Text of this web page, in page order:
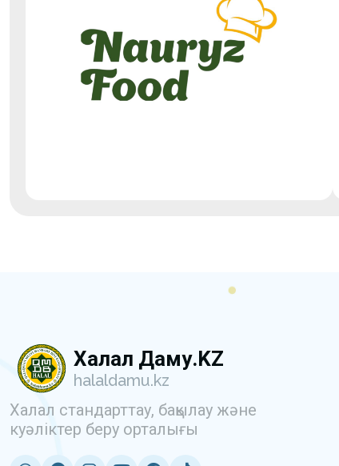
Халал Даму.KZ
halaldamu.kz
Халал стандарттау, бақылау және
куәліктер беру орталығы